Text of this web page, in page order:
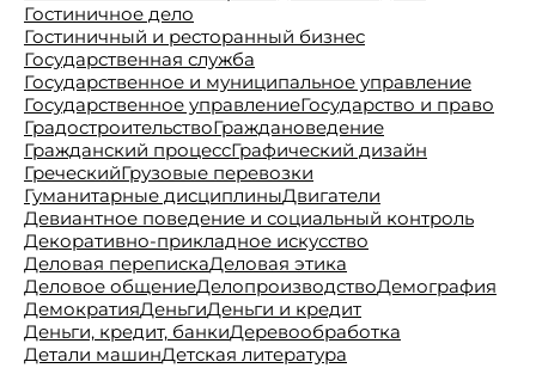
Гостиничное дело
Гостиничный и ресторанный бизнес
Государственная служба
Государственное и муниципальное управление
Государственное управлениеГосударство и право
ГрадостроительствоГраждановедение
Гражданский процессГрафический дизайн
ГреческийГрузовые перевозки
Гуманитарные дисциплиныДвигатели
Девиантное поведение и социальный контроль
Декоративно-прикладное искусство
Деловая перепискаДеловая этика
Деловое общениеДелопроизводствоДемография
ДемократияДеньгиДеньги и кредит
Деньги, кредит, банкиДеревообработка
Детали машинДетская литература